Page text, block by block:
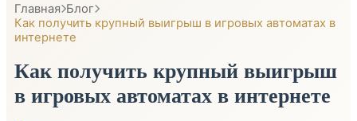
Главная Блог
Как получить крупный выигрыш в игровых автоматах в
интернете
Как получить крупный выигрыш
в игровых автоматах в интернете